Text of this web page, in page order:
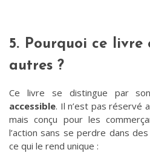
5. Pourquoi ce
autres ?
Ce livre se distingue par
accessible. Il n’est pas réservé
mais conçu pour les
l’action sans se perdre dans
ce qui le rend unique :